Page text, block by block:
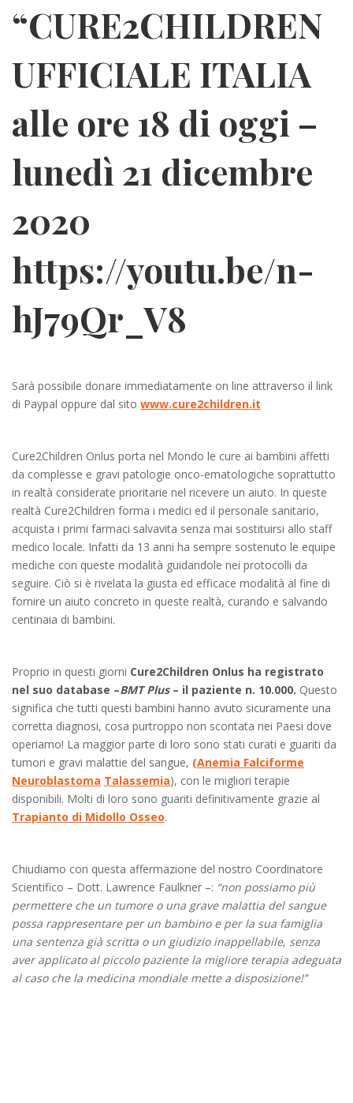
“CURE2CHILDREN
UFFICIALE ITALIA
alle ore 18 di oggi –
lunedì 21 dicembre
2020
https://youtu.be/n-
hJ79Qr_V8
Sarà possibile donare immediatamente on line attraverso il link
di Paypal oppure dal sito www.cure2children.it
Cure2Children Onlus porta nel Mondo le cure ai bambini affetti
da complesse e gravi patologie onco-ematologiche soprattutto
in realtà considerate prioritarie nel ricevere un aiuto. In queste
realtà Cure2Children forma i medici ed il personale sanitario,
acquista i primi farmaci salvavita senza mai sostituirsi allo staff
medico locale. Infatti da 13 anni ha sempre sostenuto le equipe
mediche con queste modalità guidandole nei protocolli da
seguire. Ciò si è rivelata la giusta ed efficace modalità al fine di
fornire un aiuto concreto in queste realtà, curando e salvando
centinaia di bambini.
Proprio in questi giorni Cure2Children Onlus ha registrato
nel suo database –BMT Plus– il paziente n. 10.000. Questo
significa che tutti questi bambini hanno avuto sicuramente una
corretta diagnosi, cosa purtroppo non scontata nei Paesi dove
operiamo! La maggior parte di loro sono stati curati e guariti da
tumori e gravi malattie del sangue, (Anemia Falciforme
Neuroblastoma Talassemia), con le migliori terapie
disponibili. Molti di loro sono guariti definitivamente grazie al
Trapianto di Midollo Osseo.
Chiudiamo con questa affermazione del nostro Coordinatore
Scientifico – Dott. Lawrence Faulkner –: “non possiamo più
permettere che un tumore o una grave malattia del sangue
possa rappresentare per un bambino e per la sua famiglia
una sentenza già scritta o un giudizio inappellabile, senza
aver applicato al piccolo paziente la migliore terapia adeguata
al caso che la medicina mondiale mette a disposizione!”